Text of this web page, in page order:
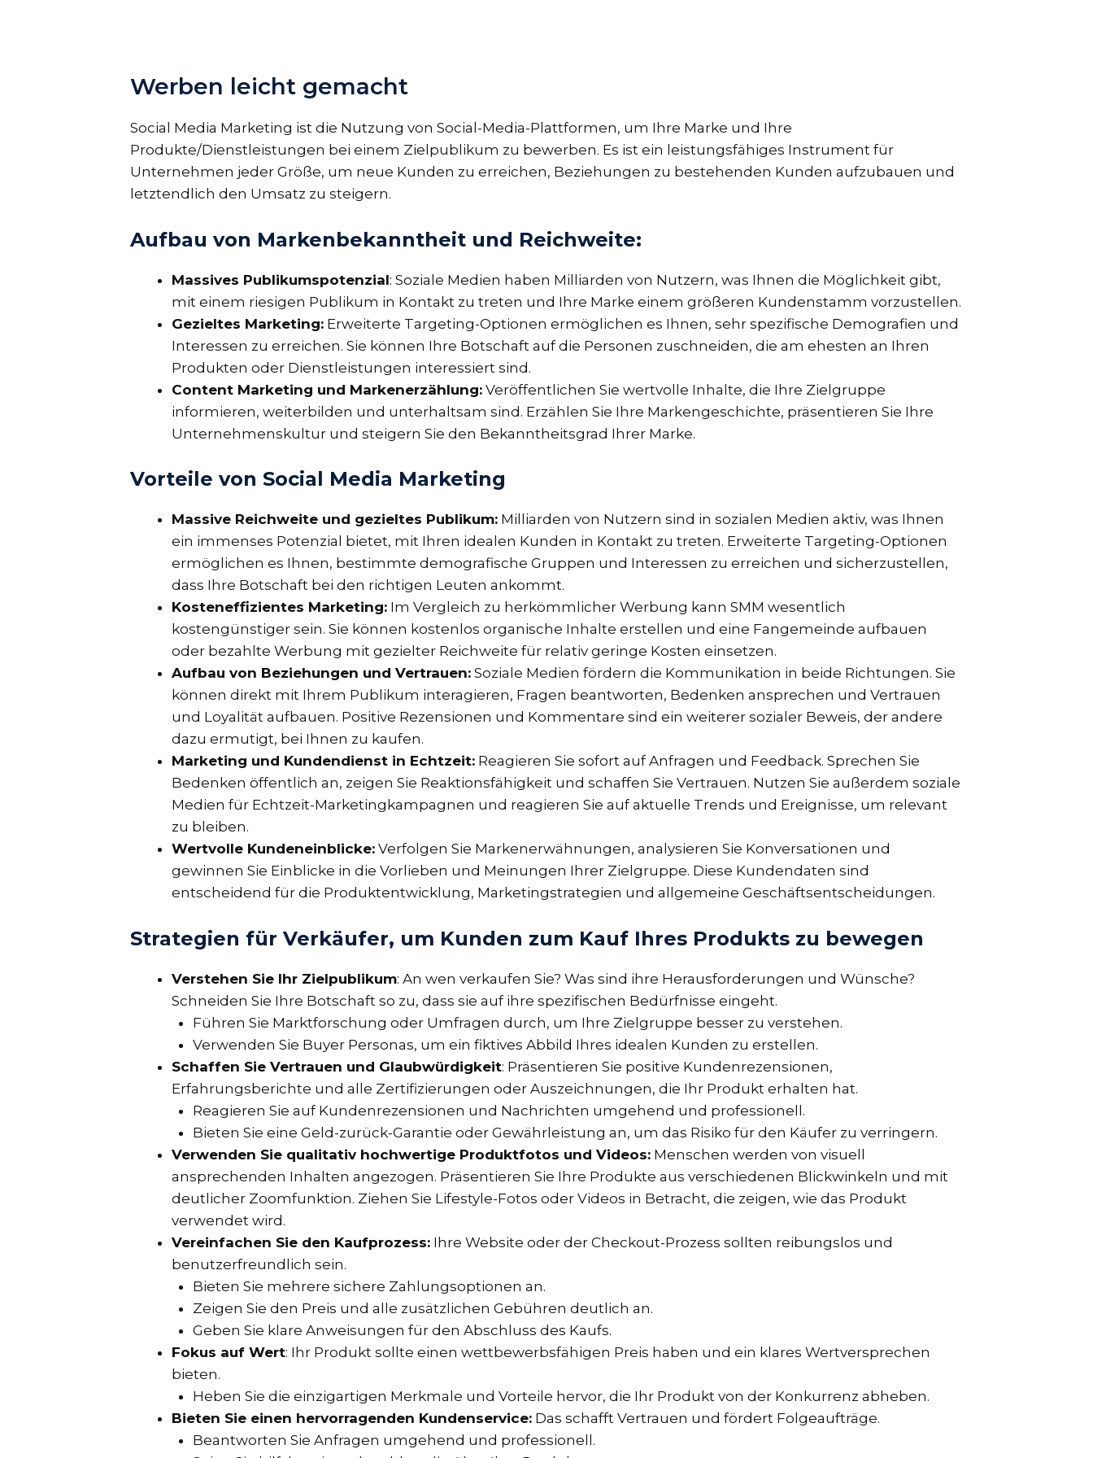
Werben leicht gemacht
Social Media Marketing ist die Nutzung von Social-Media-Plattformen, um Ihre Marke und Ihre
Produkte/Dienstleistungen bei einem Zielpublikum zu bewerben. Es ist ein leistungsfähiges Instrument für
Unternehmen jeder Größe, um neue Kunden zu erreichen, Beziehungen zu bestehenden Kunden aufzubauen und
letztendlich den Umsatz zu steigern.
Aufbau von Markenbekanntheit und Reichweite:
Massives Publikumspotenzial: Soziale Medien haben Milliarden von Nutzern, was Ihnen die Möglichkeit gibt,
mit einem riesigen Publikum in Kontakt zu treten und Ihre Marke einem größeren Kundenstamm vorzustellen.
Gezieltes Marketing: Erweiterte Targeting-Optionen ermöglichen es Ihnen, sehr spezifische Demografien und
Interessen zu erreichen. Sie können Ihre Botschaft auf die Personen zuschneiden, die am ehesten an Ihren
Produkten oder Dienstleistungen interessiert sind.
Content Marketing und Markenerzählung: Veröffentlichen Sie wertvolle Inhalte, die Ihre Zielgruppe
informieren, weiterbilden und unterhaltsam sind. Erzählen Sie Ihre Markengeschichte, präsentieren Sie Ihre
Unternehmenskultur und steigern Sie den Bekanntheitsgrad Ihrer Marke.
Vorteile von Social Media Marketing
Massive Reichweite und gezieltes Publikum: Milliarden von Nutzern sind in sozialen Medien aktiv, was Ihnen
ein immenses Potenzial bietet, mit Ihren idealen Kunden in Kontakt zu treten. Erweiterte Targeting-Optionen
ermöglichen es Ihnen, bestimmte demografische Gruppen und Interessen zu erreichen und sicherzustellen,
dass Ihre Botschaft bei den richtigen Leuten ankommt.
Kosteneffizientes Marketing: Im Vergleich zu herkömmlicher Werbung kann SMM wesentlich
kostengünstiger sein. Sie können kostenlos organische Inhalte erstellen und eine Fangemeinde aufbauen
oder bezahlte Werbung mit gezielter Reichweite für relativ geringe Kosten einsetzen.
Aufbau von Beziehungen und Vertrauen: Soziale Medien fördern die Kommunikation in beide Richtungen. Sie
können direkt mit Ihrem Publikum interagieren, Fragen beantworten, Bedenken ansprechen und Vertrauen
und Loyalität aufbauen. Positive Rezensionen und Kommentare sind ein weiterer sozialer Beweis, der andere
dazu ermutigt, bei Ihnen zu kaufen.
Marketing und Kundendienst in Echtzeit: Reagieren Sie sofort auf Anfragen und Feedback. Sprechen Sie
Bedenken öffentlich an, zeigen Sie Reaktionsfähigkeit und schaffen Sie Vertrauen. Nutzen Sie außerdem soziale
Medien für Echtzeit-Marketingkampagnen und reagieren Sie auf aktuelle Trends und Ereignisse, um relevant
zu bleiben.
Wertvolle Kundeneinblicke: Verfolgen Sie Markenerwähnungen, analysieren Sie Konversationen und
gewinnen Sie Einblicke in die Vorlieben und Meinungen Ihrer Zielgruppe. Diese Kundendaten sind
entscheidend für die Produktentwicklung, Marketingstrategien und allgemeine Geschäftsentscheidungen.
Strategien für Verkäufer, um Kunden zum Kauf Ihres Produkts zu bewegen
Verstehen Sie Ihr Zielpublikum: An wen verkaufen Sie? Was sind ihre Herausforderungen und Wünsche?
Schneiden Sie Ihre Botschaft so zu, dass sie auf ihre spezifischen Bedürfnisse eingeht.
Führen Sie Marktforschung oder Umfragen durch, um Ihre Zielgruppe besser zu verstehen.
Verwenden Sie Buyer Personas, um ein fiktives Abbild Ihres idealen Kunden zu erstellen.
Schaffen Sie Vertrauen und Glaubwürdigkeit: Präsentieren Sie positive Kundenrezensionen,
Erfahrungsberichte und alle Zertifizierungen oder Auszeichnungen, die Ihr Produkt erhalten hat.
Reagieren Sie auf Kundenrezensionen und Nachrichten umgehend und professionell.
Bieten Sie eine Geld-zurück-Garantie oder Gewährleistung an, um das Risiko für den Käufer zu verringern.
Verwenden Sie qualitativ hochwertige Produktfotos und Videos: Menschen werden von visuell
ansprechenden Inhalten angezogen. Präsentieren Sie Ihre Produkte aus verschiedenen Blickwinkeln und mit
deutlicher Zoomfunktion. Ziehen Sie Lifestyle-Fotos oder Videos in Betracht, die zeigen, wie das Produkt
verwendet wird.
Vereinfachen Sie den Kaufprozess: Ihre Website oder der Checkout-Prozess sollten reibungslos und
benutzerfreundlich sein.
Bieten Sie mehrere sichere Zahlungsoptionen an.
Zeigen Sie den Preis und alle zusätzlichen Gebühren deutlich an.
Geben Sie klare Anweisungen für den Abschluss des Kaufs.
Fokus auf Wert: Ihr Produkt sollte einen wettbewerbsfähigen Preis haben und ein klares Wertversprechen
bieten.
Heben Sie die einzigartigen Merkmale und Vorteile hervor, die Ihr Produkt von der Konkurrenz abheben.
Bieten Sie einen hervorragenden Kundenservice: Das schafft Vertrauen und fördert Folgeaufträge.
Beantworten Sie Anfragen umgehend und professionell.